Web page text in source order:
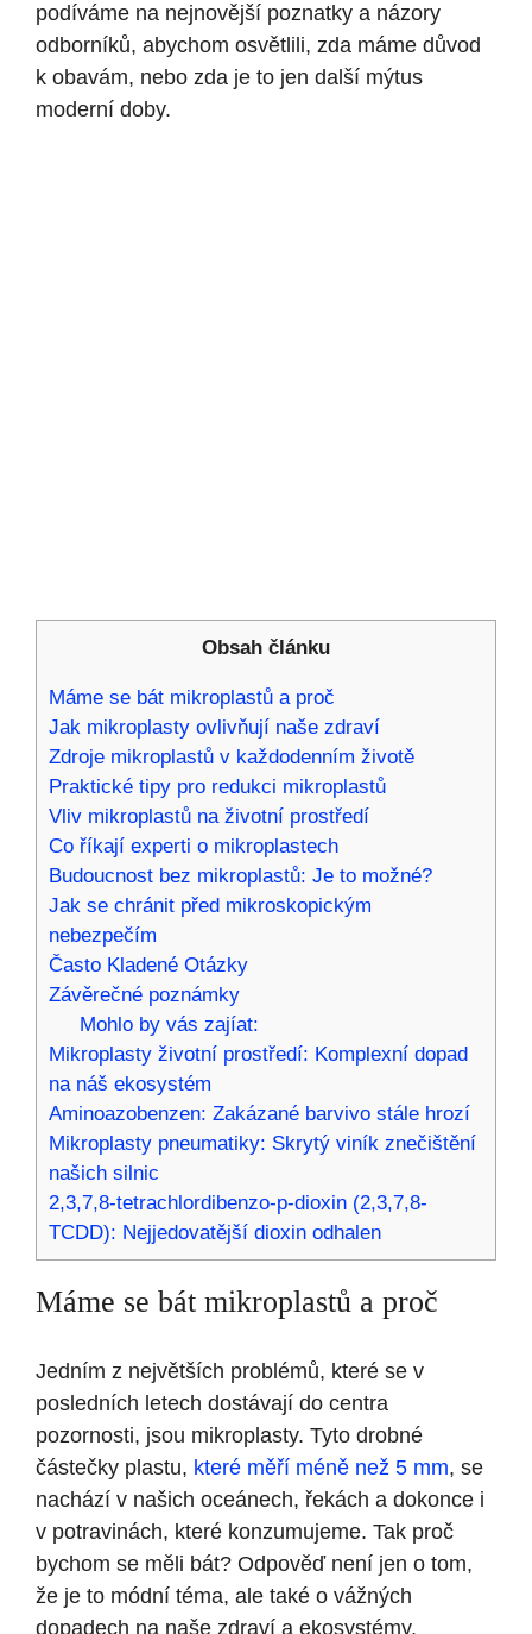
podíváme na nejnovější poznatky a názory
odborníků, abychom osvětlili, zda máme důvod
k obavám, nebo zda je to jen další mýtus
moderní doby.
Obsah článku
Máme se bát mikroplastů a proč
Jak mikroplasty ovlivňují naše zdraví
Zdroje mikroplastů v každodenním životě
Praktické tipy pro redukci mikroplastů
Vliv mikroplastů na životní prostředí
Co říkají experti o mikroplastech
Budoucnost bez mikroplastů: Je to možné?
Jak se chránit před mikroskopickým
nebezpečím
Často Kladené Otázky
Závěrečné poznámky
Mohlo by vás zajíat:
Mikroplasty životní prostředí: Komplexní dopad
na náš ekosystém
Aminoazobenzen: Zakázané barvivo stále hrozí
Mikroplasty pneumatiky: Skrytý viník znečištění
našich silnic
2,3,7,8-tetrachlordibenzo-p-dioxin (2,3,7,8-
TCDD): Nejjedovatější dioxin odhalen
Máme se bát mikroplastů a proč
Jedním z největších problémů, které se v
posledních letech dostávají do centra
pozornosti, jsou mikroplasty. Tyto drobné
částečky plastu, které měří méně než 5 mm, se
nachází v našich oceánech, řekách a dokonce i
v potravinách, které konzumujeme. Tak proč
bychom se měli bát? Odpověď není jen o tom,
že je to módní téma, ale také o vážných
dopadech na naše zdraví a ekosystémy.